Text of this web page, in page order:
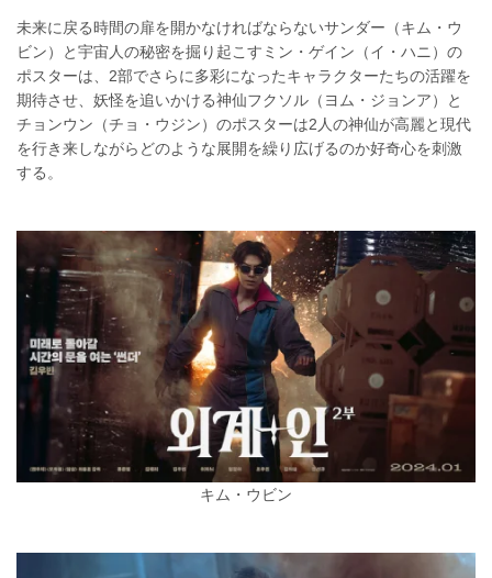
未来に戻る時間の扉を開かなければならないサンダー（キム・ウ
ビン）と宇宙人の秘密を掘り起こすミン・ゲイン（イ・ハニ）の
ポスターは、2部でさらに多彩になったキャラクターたちの活躍を
期待させ、妖怪を追いかける神仙フクソル（ヨム・ジョンア）と
チョンウン（チョ・ウジン）のポスターは2人の神仙が高麗と現代
を行き来しながらどのような展開を繰り広げるのか好奇心を刺激
する。
キム・ウビン